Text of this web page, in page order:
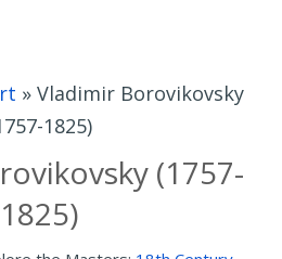
» Vladimir Borovikovsky
1825)
(1757-
1825)